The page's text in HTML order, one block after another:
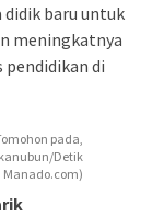
baru untuk
meningkatnya
di
pada,
Detik
Manado.com)